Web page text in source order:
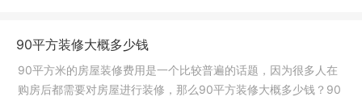
90平方装修大概多少钱
90平方米的房屋装修费用是一个比较普遍的话题，因为很多人在
购房后都需要对房屋进行装修，那么90平方装修大概多少钱？90